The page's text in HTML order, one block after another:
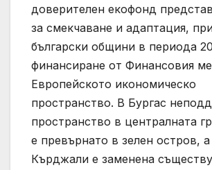
доверителен екофонд
за смекчаване и адаптация,
български общини в периода
финансиране от Финансовия
Европейското икономическо
пространство. В Бургас
пространство в централната
е превърнато в зелен остров,
Кърджали е заменена